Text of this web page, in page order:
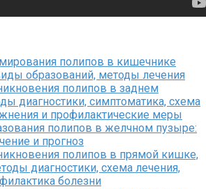
полипов в кишечнике
образований, методы лечения
полипов в заднем
диагностики, симптоматика, схема
и профилактические меры
полипов в желчном пузыре:
и прогноз
полипов в прямой кишке,
диагностики, схема лечения,
болезни